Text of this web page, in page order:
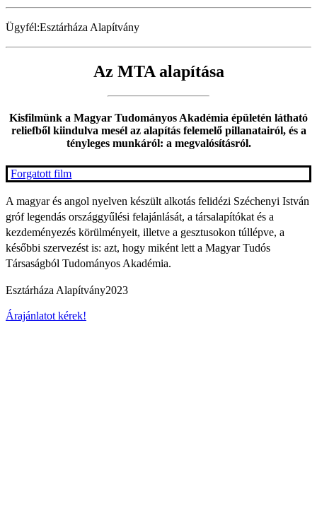
Ügyfél:Esztárháza Alapítvány
Az MTA alapítása
Kisfilmünk a Magyar Tudományos Akadémia épületén látható
reliefből kiindulva mesél az alapítás felemelő pillanatairól, és a
tényleges munkáról: a megvalósításról.
Forgatott film
A magyar és angol nyelven készült alkotás felidézi Széchenyi István
gróf legendás országgyűlési felajánlását, a társalapítókat és a
kezdeményezés körülményeit, illetve a gesztusokon túllépve, a
későbbi szervezést is: azt, hogy miként lett a Magyar Tudós
Társaságból Tudományos Akadémia.
Esztárháza Alapítvány2023
Árajánlatot kérek!